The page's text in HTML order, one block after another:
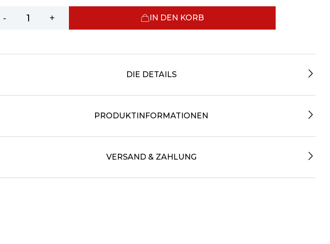
- + IN DEN KORB
DIE DETAILS
PRODUKTINFORMATIONEN
VERSAND & ZAHLUNG